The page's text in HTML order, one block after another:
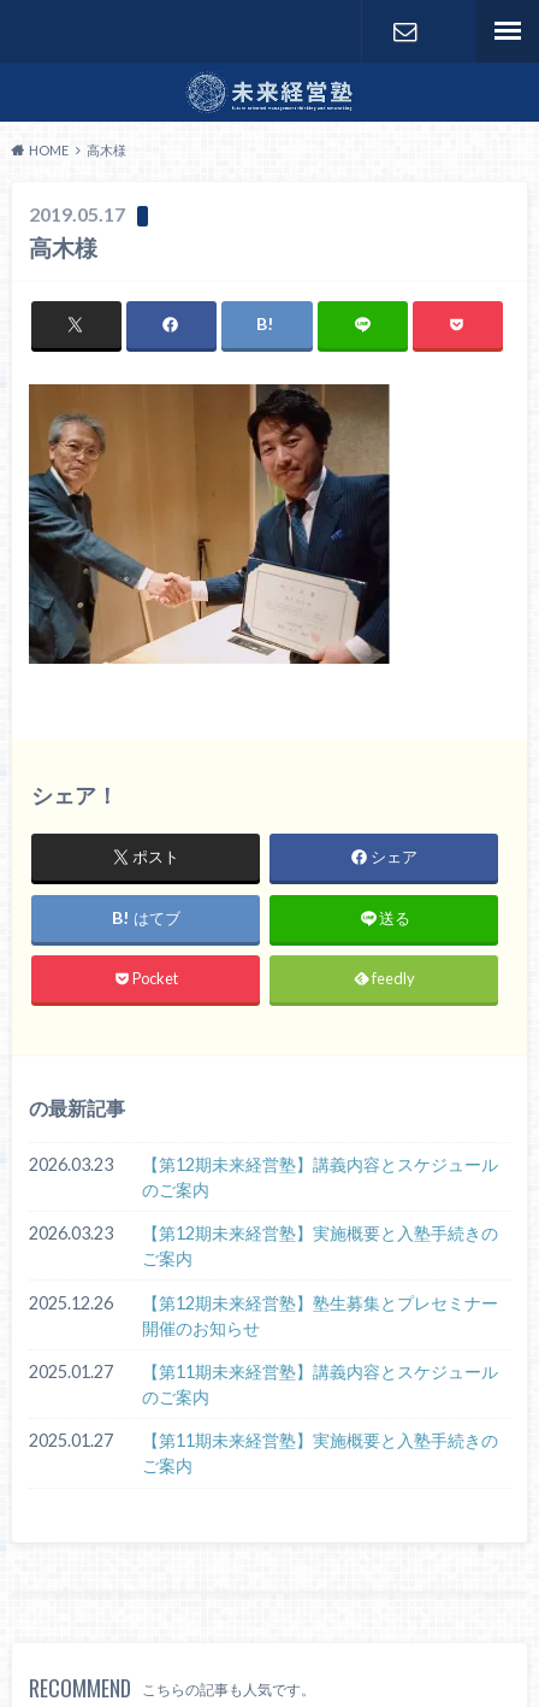
HOME 高木様
2019.05.17
高木様
シェア！
ポスト シェア
はてブ 送る
Pocket feedly
の最新記事
2026.03.23
【第12期未来経営塾】講義内容とスケジュール
のご案内
2026.03.23
【第12期未来経営塾】実施概要と入塾手続きの
ご案内
2025.12.26
【第12期未来経営塾】塾生募集とプレセミナー
開催のお知らせ
2025.01.27
【第11期未来経営塾】講義内容とスケジュール
のご案内
2025.01.27
【第11期未来経営塾】実施概要と入塾手続きの
ご案内
RECOMMEND こちらの記事も人気です。